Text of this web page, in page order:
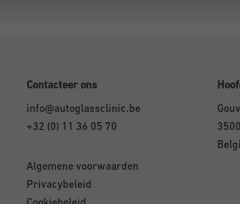
Contacteer ons
info@autoglassclinic.be
+32 (0) 11 36 05 70
Algemene voorwaarden
Privacybeleid